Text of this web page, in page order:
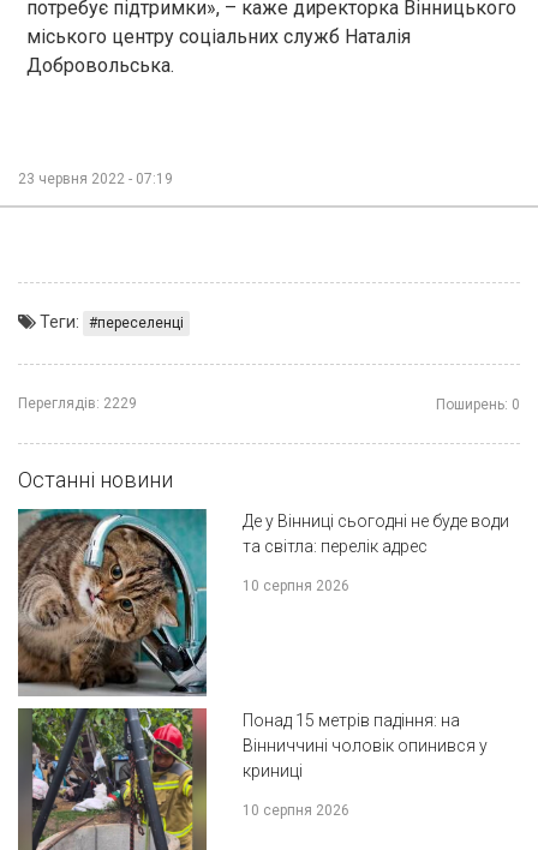
потребує підтримки», – каже директорка Вінницького
міського центру соціальних служб Наталія
Добровольська.
23 червня 2022 - 07:19
Теги: переселенці
Переглядів: 2229 Поширень: 0
Останні новини
Де у Вінниці сьогодні не буде води
та світла: перелік адрес
10 серпня 2026
Понад 15 метрів падіння: на
Вінниччині чоловік опинився у
криниці
10 серпня 2026